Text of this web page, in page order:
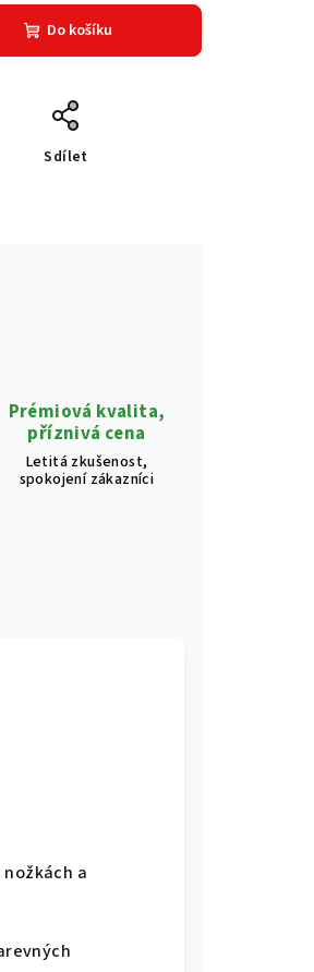
Do košíku
Sdílet
Prémiová kvalita,
příznivá cena
Letitá zkušenost,
spokojení zákazníci
a